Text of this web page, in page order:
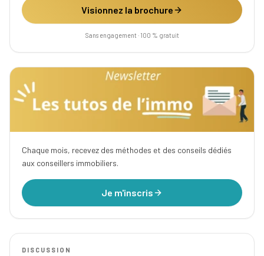
Visionnez la brochure
Sans engagement · 100 % gratuit
Chaque mois, recevez des méthodes et des conseils dédiés
aux conseillers immobiliers.
Je m'inscris
DISCUSSION